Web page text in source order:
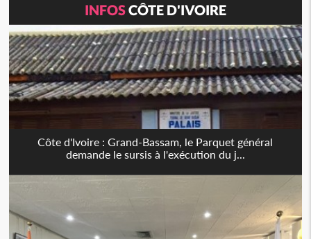
INFOSCÔTE D'IVOIRE
Côte d'Ivoire : Grand-Bassam, le Parquet général
demande le sursis à l'exécution du j...